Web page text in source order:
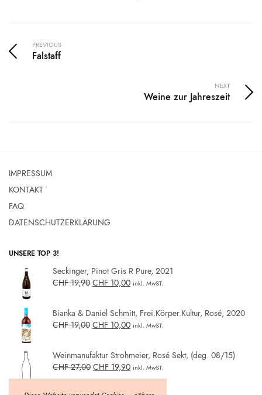
PREVIOUS
Falstaff
NEXT
Weine zur Jahreszeit
IMPRESSUM
KONTAKT
FAQ
DATENSCHUTZERKLÄRUNG
UNSERE TOP 3!
Seckinger, Pinot Gris R Pure, 2021
CHF19,90 CHF 10,00 inkl. MwST.
Bianka & Daniel Schmitt, Frei.Körper.Kultur, Rosé, 2020
CHF19,00 CHF 10,00 inkl. MwST.
Weinmanufaktur Strohmeier, Rosé Sekt, (deg. 08/15)
CHF27,00 CHF 19,90 inkl. MwST.